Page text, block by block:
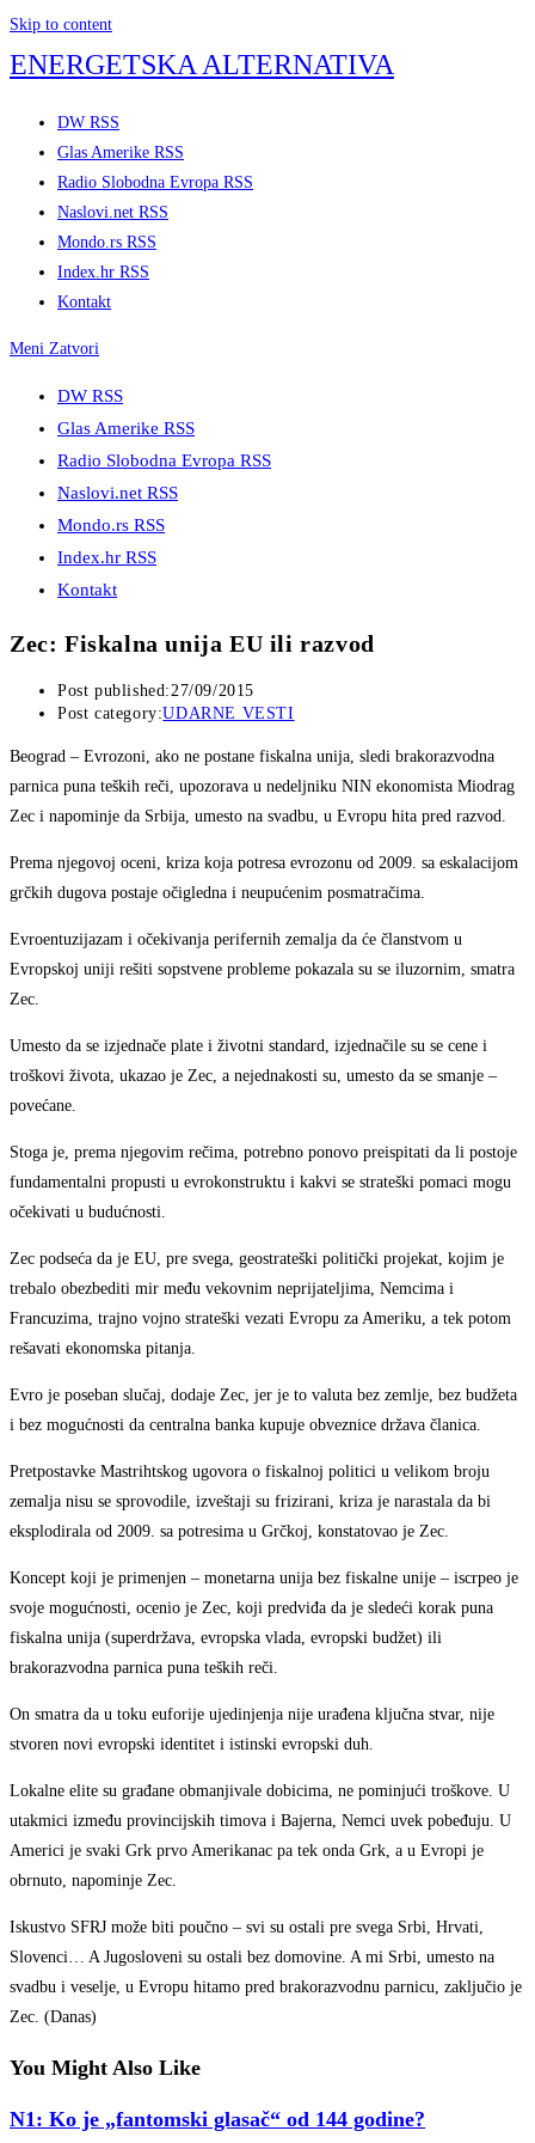
Skip to content
ENERGETSKA ALTERNATIVA
DW RSS
Glas Amerike RSS
Radio Slobodna Evropa RSS
Naslovi.net RSS
Mondo.rs RSS
Index.hr RSS
Kontakt
Meni Zatvori
DW RSS
Glas Amerike RSS
Radio Slobodna Evropa RSS
Naslovi.net RSS
Mondo.rs RSS
Index.hr RSS
Kontakt
Zec: Fiskalna unija EU ili razvod
Post published:27/09/2015
Post category:UDARNE VESTI
Beograd – Evrozoni, ako ne postane fiskalna unija, sledi brakorazvodna
parnica puna teških reči, upozorava u nedeljniku NIN ekonomista Miodrag
Zec i napominje da Srbija, umesto na svadbu, u Evropu hita pred razvod.
Prema njegovoj oceni, kriza koja potresa evrozonu od 2009. sa eskalacijom
grčkih dugova postaje očigledna i neupućenim posmatračima.
Evroentuzijazam i očekivanja perifernih zemalja da će članstvom u
Evropskoj uniji rešiti sopstvene probleme pokazala su se iluzornim, smatra
Zec.
Umesto da se izjednače plate i životni standard, izjednačile su se cene i
troškovi života, ukazao je Zec, a nejednakosti su, umesto da se smanje –
povećane.
Stoga je, prema njegovim rečima, potrebno ponovo preispitati da li postoje
fundamentalni propusti u evrokonstruktu i kakvi se strateški pomaci mogu
očekivati u budućnosti.
Zec podseća da je EU, pre svega, geostrateški politički projekat, kojim je
trebalo obezbediti mir među vekovnim neprijateljima, Nemcima i
Francuzima, trajno vojno strateški vezati Evropu za Ameriku, a tek potom
rešavati ekonomska pitanja.
Evro je poseban slučaj, dodaje Zec, jer je to valuta bez zemlje, bez budžeta
i bez mogućnosti da centralna banka kupuje obveznice država članica.
Pretpostavke Mastrihtskog ugovora o fiskalnoj politici u velikom broju
zemalja nisu se sprovodile, izveštaji su frizirani, kriza je narastala da bi
eksplodirala od 2009. sa potresima u Grčkoj, konstatovao je Zec.
Koncept koji je primenjen – monetarna unija bez fiskalne unije – iscrpeo je
svoje mogućnosti, ocenio je Zec, koji predviđa da je sledeći korak puna
fiskalna unija (superdržava, evropska vlada, evropski budžet) ili
brakorazvodna parnica puna teških reči.
On smatra da u toku euforije ujedinjenja nije urađena ključna stvar, nije
stvoren novi evropski identitet i istinski evropski duh.
Lokalne elite su građane obmanjivale dobicima, ne pominjući troškove. U
utakmici između provincijskih timova i Bajerna, Nemci uvek pobeđuju. U
Americi je svaki Grk prvo Amerikanac pa tek onda Grk, a u Evropi je
obrnuto, napominje Zec.
Iskustvo SFRJ može biti poučno – svi su ostali pre svega Srbi, Hrvati,
Slovenci… A Jugosloveni su ostali bez domovine. A mi Srbi, umesto na
svadbu i veselje, u Evropu hitamo pred brakorazvodnu parnicu, zaključio je
Zec. (Danas)
You Might Also Like
N1: Ko je „fantomski glasač“ od 144 godine?